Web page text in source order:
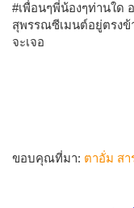
#เพื่อนๆพี่น้องๆท่านใด
สุพรรณซีเมนต์อยู่ตรงข้
จะเจอ
ขอบคุณที่มา: ตาอั่ม สา